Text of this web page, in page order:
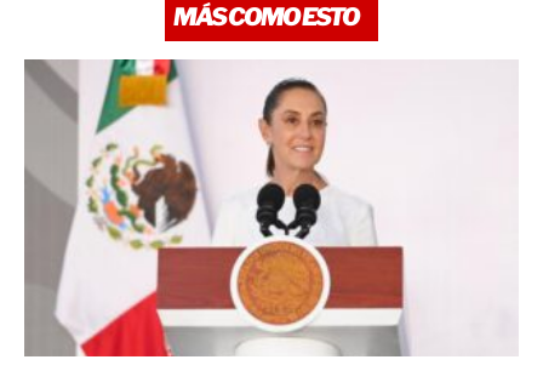
MÁS COMO ESTO